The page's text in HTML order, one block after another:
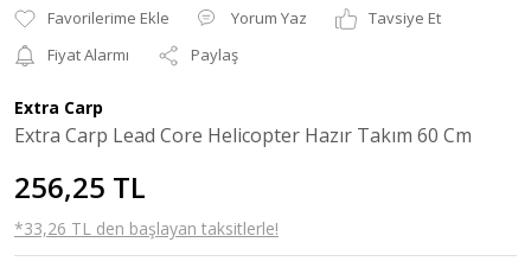
Yorum Yaz
Tavsiye Et
Fiyat Alarmı
Paylaş
Extra Carp
Extra Carp Lead Core Helicopter Hazır Takım 60 Cm
256,25 TL
*33,26 TL den başlayan taksitlerle!